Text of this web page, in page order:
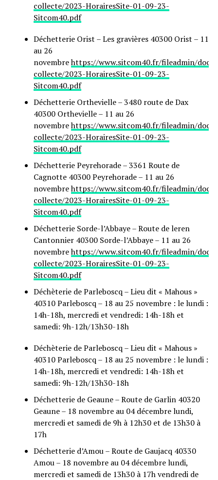
collecte/2023-HorairesSite-01-09-23-
Sitcom40.pdf
Déchetterie Orist – Les gravières 40300 Orist – 11
au 26
novembrehttps://www.sitcom40.fr/fileadmin/
collecte/2023-HorairesSite-01-09-23-
Sitcom40.pdf
Déchetterie Orthevielle – 3480 route de Dax
40300 Orthevielle – 11 au 26
novembrehttps://www.sitcom40.fr/fileadmin/
collecte/2023-HorairesSite-01-09-23-
Sitcom40.pdf
Déchetterie Peyrehorade – 3361 Route de
Cagnotte 40300 Peyrehorade – 11 au 26
novembrehttps://www.sitcom40.fr/fileadmin/
collecte/2023-HorairesSite-01-09-23-
Sitcom40.pdf
Déchetterie Sorde-l’Abbaye – Route de leren
Cantonnier 40300 Sorde-l’Abbaye – 11 au 26
novembrehttps://www.sitcom40.fr/fileadmin/
collecte/2023-HorairesSite-01-09-23-
Sitcom40.pdf
Déchèterie de Parleboscq – Lieu dit « Mahous »
40310 Parleboscq – 18 au 25 novembre : le lundi :
14h-18h, mercredi et vendredi: 14h-18h et
samedi: 9h-12h/13h30-18h
Déchèterie de Parleboscq – Lieu dit « Mahous »
40310 Parleboscq – 18 au 25 novembre : le lundi :
14h-18h, mercredi et vendredi: 14h-18h et
samedi: 9h-12h/13h30-18h
Déchetterie de Geaune – Route de Garlin 40320
Geaune – 18 novembre au 04 décembre lundi,
mercredi et samedi de 9h à 12h30 et de 13h30 à
17h
Déchetterie d’Amou – Route de Gaujacq 40330
Amou – 18 novembre au 04 décembre lundi,
mercredi et samedi de 13h30 à 17h vendredi de